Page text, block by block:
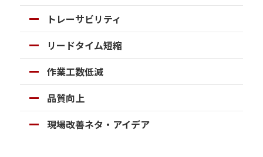
トレーサビリティ
リードタイム短縮
作業工数低減
品質向上
現場改善ネタ・アイデア